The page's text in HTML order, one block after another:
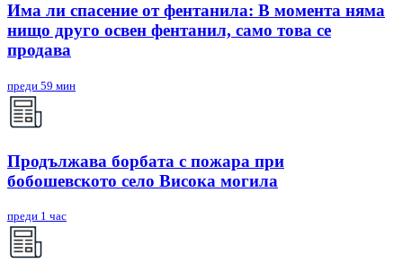
Има ли спасение от фентанила: В момента няма
нищо друго освен фентанил, само това се
продава
преди 59 мин
Продължава борбата с пожара при
бобошевското село Висока могила
преди 1 час